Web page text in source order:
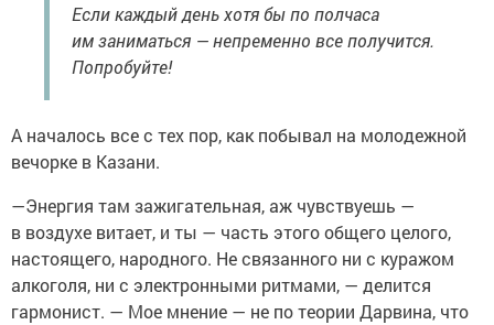
Если каждый день хотя бы по полчаса
им заниматься — непременно все получится.
Попробуйте!
А началось все с тех пор, как побывал на молодежной
вечорке в Казани.
—Энергия там зажигательная, аж чувствуешь —
в воздухе витает, и ты — часть этого общего целого,
настоящего, народного. Не связанного ни с куражом
алкоголя, ни с электронными ритмами, — делится
гармонист. — Мое мнение — не по теории Дарвина, что